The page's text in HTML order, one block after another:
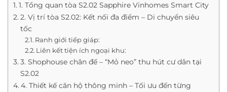
1. Tổng quan tòa S2.02 Sapphire Vinhomes Smart City
2. Vị trí tòa S2.02: Kết nối đa điểm – Di chuyển siêu
tốc
Ranh giới tiếp giáp:
Liên kết tiện ích ngoại khu:
3. Shophouse chân đế – “Mỏ neo” thu hút cư dân tại
S2.02
4. Thiết kế căn hộ thông minh – Tối ưu đến từng